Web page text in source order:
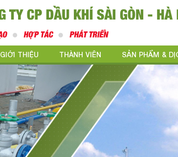
GIỚI THIỆU THÀNH VIÊN SẢN PHẨM &